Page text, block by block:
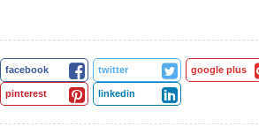
facebook twitter google plus
pinterest linkedin